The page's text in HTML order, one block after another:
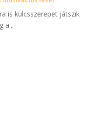
is kulcsszerepet játszik
a...